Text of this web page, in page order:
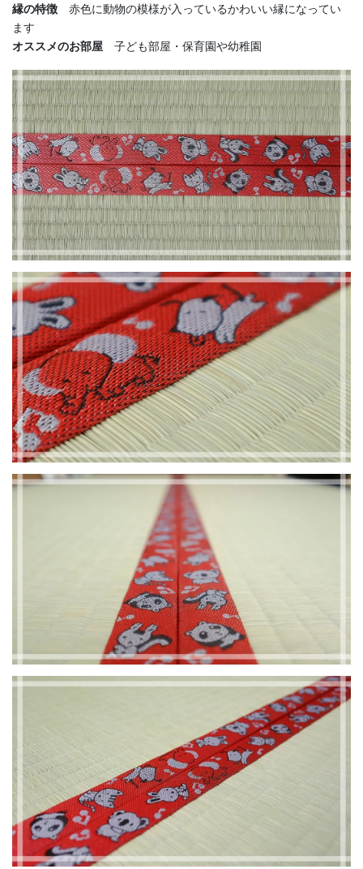
縁の特徴 赤色に動物の模様が入っているかわいい縁になってい
ます
オススメのお部屋 子ども部屋・保育園や幼稚園